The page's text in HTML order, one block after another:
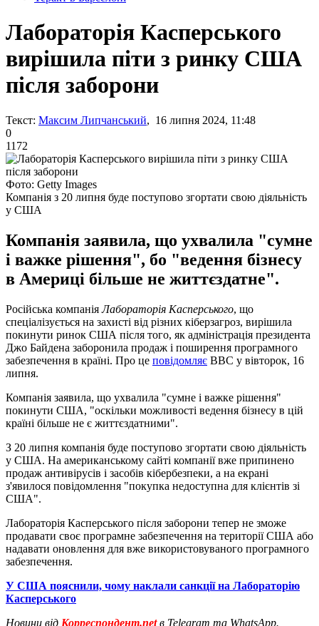
Лабораторія Касперського
вирішила піти з ринку США
після заборони
Текст: Максим Липчанський, 16 липня 2024, 11:48
0
1172
Фото: Getty Images
Компанія з 20 липня буде поступово згортати свою діяльність
у США
Компанія заявила, що ухвалила "сумне
і важке рішення", бо "ведення бізнесу
в Америці більше не життєздатне".
Російська компаніяЛабораторія Касперського, що
спеціалізується на захисті від різних кіберзагроз, вирішила
покинути ринок США після того, як адміністрація президента
Джо Байдена заборонила продаж і поширення програмного
забезпечення в країні. Про це повідомляє ВВС у вівторок, 16
липня.
Компанія заявила, що ухвалила "сумне і важке рішення"
покинути США, "оскільки можливості ведення бізнесу в цій
країні більше не є життєздатними".
З 20 липня компанія буде поступово згортати свою діяльність
у США. На американському сайті компанії вже припинено
продаж антивірусів і засобів кібербезпеки, а на екрані
з'явилося повідомлення "покупка недоступна для клієнтів зі
США".
Лабораторія Касперського після заборони тепер не зможе
продавати своє програмне забезпечення на території США або
надавати оновлення для вже використовуваного програмного
забезпечення.
У США пояснили, чому наклали санкції на Лабораторію
Касперського
Новини від Корреспондент.netв Telegram та WhatsApp.